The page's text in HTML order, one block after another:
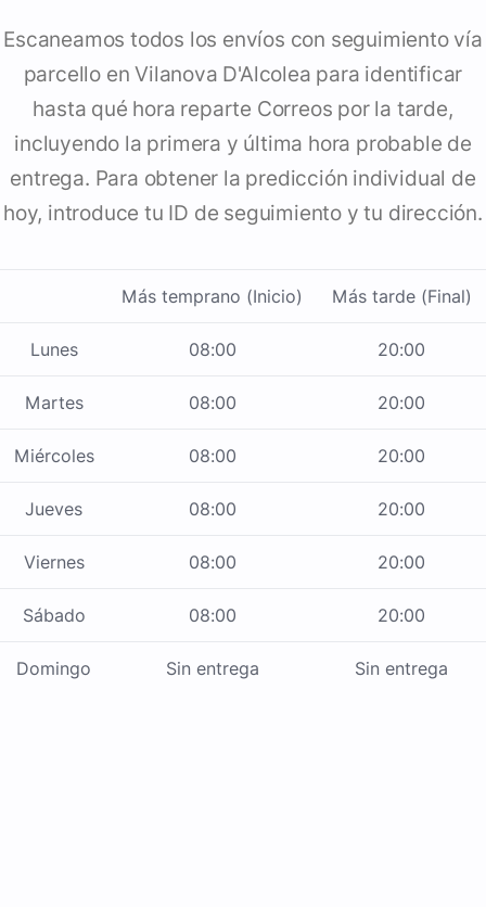
Escaneamos todos los envíos con seguimiento vía
parcello en Vilanova D'Alcolea para identificar
hasta qué hora reparte Correos por la tarde,
incluyendo la primera y última hora probable de
entrega. Para obtener la predicción individual de
hoy, introduce tu ID de seguimiento y tu dirección.
Más temprano (Inicio) Más tarde (Final)
Lunes 08:00 20:00
Martes 08:00 20:00
Miércoles 08:00 20:00
Jueves 08:00 20:00
Viernes 08:00 20:00
Sábado 08:00 20:00
Domingo Sin entrega Sin entrega